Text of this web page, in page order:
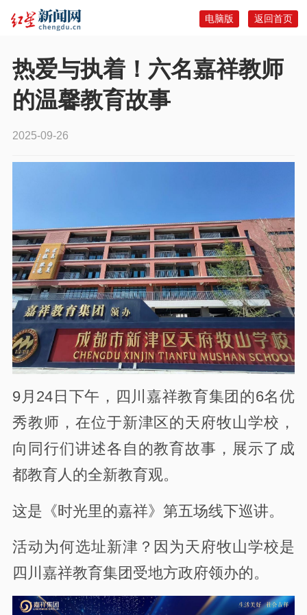
返回首页
电脑版
热爱与执着！六名嘉祥教师
的温馨教育故事
2025-09-26
9月24日下午，四川嘉祥教育集团的6名优
秀教师，在位于新津区的天府牧山学校，
向同行们讲述各自的教育故事，展示了成
都教育人的全新教育观。
这是《时光里的嘉祥》第五场线下巡讲。
活动为何选址新津？因为天府牧山学校是
四川嘉祥教育集团受地方政府领办的。